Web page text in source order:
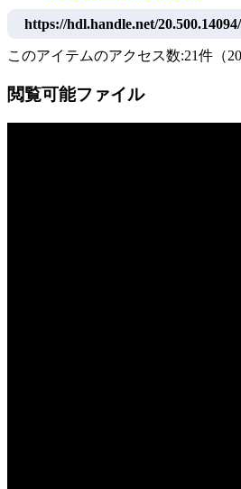
https://hdl.handle.net/
このアイテムのアクセス数:21件 （
閲覧可能ファイル